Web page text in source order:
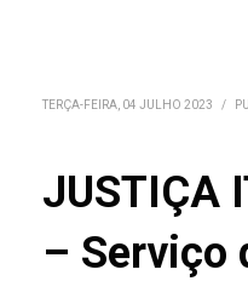
TERÇA-FEIRA, 04 JULHO 2023 /
JUSTIÇA
– Serviço